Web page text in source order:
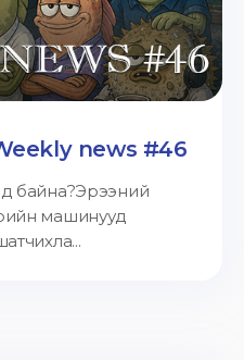
news #46
байна?Эрээний
машинууд